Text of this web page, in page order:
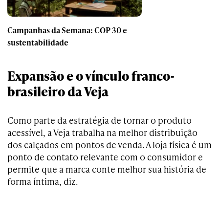
Campanhas da Semana: COP 30 e
sustentabilidade
Expansão e o vínculo franco-
brasileiro da Veja
Como parte da estratégia de tornar o produto
acessível, a Veja trabalha na melhor distribuição
dos calçados em pontos de venda. A loja física é um
ponto de contato relevante com o consumidor e
permite que a marca conte melhor sua história de
forma íntima, diz.